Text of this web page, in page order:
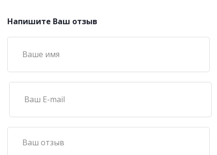
Напишите Ваш отзыв